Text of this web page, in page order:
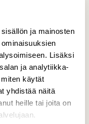
ja mainosten
Lisäksi
ja analytiikka-
käytät
yhdistää näitä
heille tai joita on
lintu.